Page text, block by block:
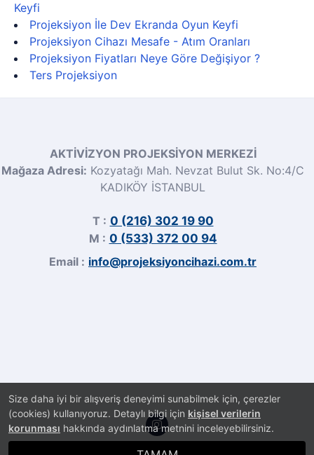
Size daha iyi bir alışveriş deneyimi sunabilmek için, çerezler
(cookies) kullanıyoruz. Detaylı bilgi için kişisel verilerin
korunması hakkında aydınlatma metnini inceleyebilirsiniz.
Keyfi
Projeksiyon İle Dev Ekranda Oyun Keyfi
Projeksiyon Cihazı Mesafe - Atım Oranları
Projeksiyon Fiyatları Neye Göre Değişiyor ?
Ters Projeksiyon
AKTİVİZYON PROJEKSİYON MERKEZİ
Mağaza Adresi: Kozyatağı Mah. Nevzat Bulut Sk. No:4/C
KADIKÖY İSTANBUL
T : 0 (216) 302 19 90
M : 0 (533) 372 00 94
Email : info@projeksiyoncihazi.com.tr